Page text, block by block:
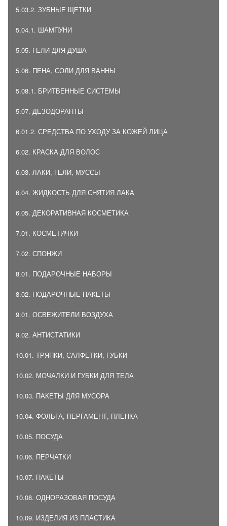
5.03.2. ЗУБНЫЕ ЩЕТКИ
5.04.1. ШАМПУНИ
5.05. ГЕЛИ ДЛЯ ДУША
5.06. ПЕНА, СОЛИ ДЛЯ ВАННЫ
5.08.1. БРИТВЕННЫЕ СИСТЕМЫ
5.07. ДЕЗОДОРАНТЫ
6.01.2. СРЕДСТВА ПО УХОДУ ЗА КОЖЕЙ ЛИЦА
6.02. КРАСКА ДЛЯ ВОЛОС
6.03. ЛАКИ, ГЕЛИ, МУССЫ
6.04. ЖИДКОСТЬ ДЛЯ СНЯТИЯ ЛАКА
6.05. ДЕКОРАТИВНАЯ КОСМЕТИКА
7.01. КОСМЕТИЧКИ
7.02. СПОНЖИ
8.01. ПОДАРОЧНЫЕ НАБОРЫ
8.02. ПОДАРОЧНЫЕ ПАКЕТЫ
9.01. ОСВЕЖИТЕЛИ ВОЗДУХА
9.02. АНТИСТАТИКИ
10.01. ТРЯПКИ, САЛФЕТКИ, ГУБКИ
10.02. МОЧАЛКИ И ГУБКИ ДЛЯ ТЕЛА
10.03. ПАКЕТЫ ДЛЯ МУСОРА
10.04. ФОЛЬГА, ПЕРГАМЕНТ, ПЛЕНКА
10.05. ПОСУДА
10.06. ПЕРЧАТКИ
10.07. ПАКЕТЫ
10.08. ОДНОРАЗОВАЯ ПОСУДА
10.09. ИЗДЕЛИЯ ИЗ ПЛАСТИКА